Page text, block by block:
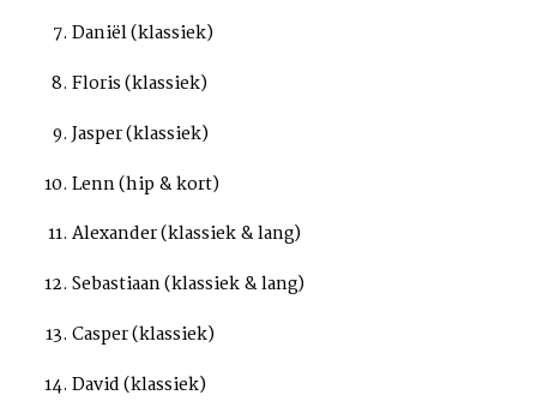
Daniël (klassiek)
Floris (klassiek)
Jasper (klassiek)
Lenn (hip & kort)
Alexander (klassiek & lang)
Sebastiaan (klassiek & lang)
Casper (klassiek)
David (klassiek)